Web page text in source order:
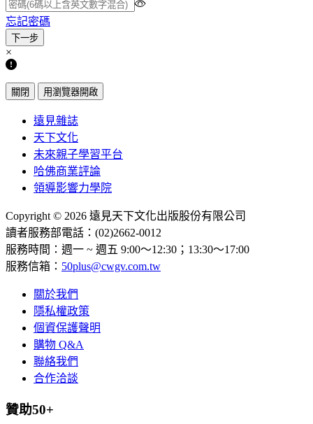
忘記密碼
×
關閉 用瀏覽器開啟
遠見雜誌
天下文化
未來親子學習平台
哈佛商業評論
領導影響力學院
Copyright © 2026 遠見天下文化出版股份有限公司
讀者服務部電話：(02)2662-0012
服務時間：週一 ~ 週五 9:00～12:30；13:30～17:00
服務信箱： 50plus@cwgv.com.tw
關於我們
隱私權政策
個資保護聲明
購物 Q&A
聯絡我們
合作洽談
贊助50+